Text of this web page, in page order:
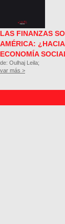
LAS FINANZAS
AMÉRICA:
ECONOMÍA
de: Oulhaj Leila;
var más >